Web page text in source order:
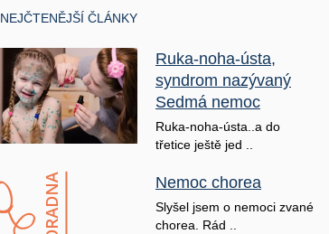
NEJČTENĚJŠÍ ČLÁNKY
Ruka-noha-ústa,
syndrom nazývaný
Sedmá nemoc
Ruka-noha-ústa..a do
třetice ještě jed ..
Nemoc chorea
Slyšel jsem o nemoci zvané
chorea. Rád ..